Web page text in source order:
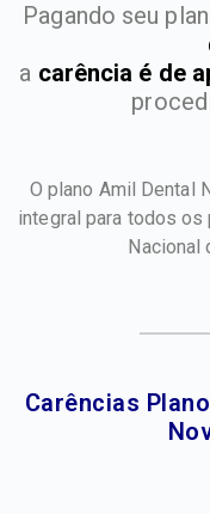
Pagando seu
a carência é de
O plano Amil Dental
integral para todos os
Nacional
Carências